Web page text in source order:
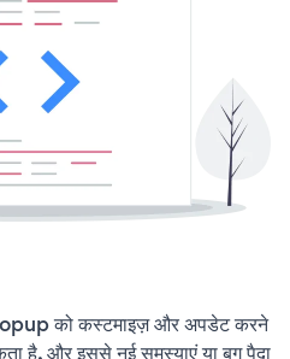
को कस्टमाइज़ और अपडेट करने